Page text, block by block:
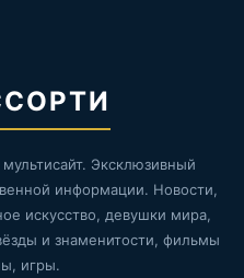
Эксклюзивный
информации. Новости,
искусство, девушки мира,
и знаменитости, фильмы
игры.